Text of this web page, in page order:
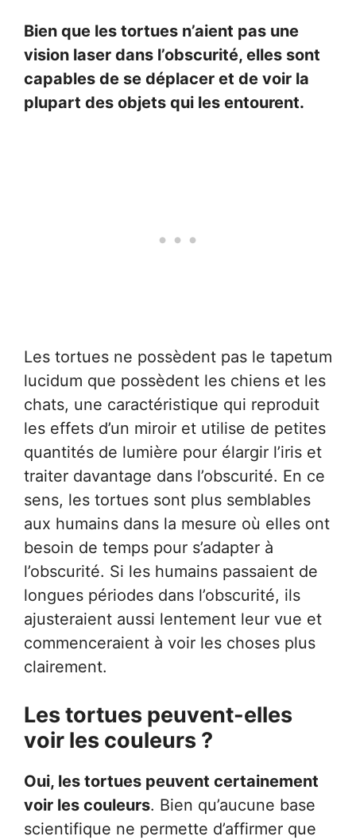
Bien que les tortues n’aient pas une
vision laser dans l’obscurité, elles sont
capables de se déplacer et de voir la
plupart des objets qui les entourent.
Les tortues ne possèdent pas le tapetum
lucidum que possèdent les chiens et les
chats, une caractéristique qui reproduit
les effets d’un miroir et utilise de petites
quantités de lumière pour élargir l’iris et
traiter davantage dans l’obscurité. En ce
sens, les tortues sont plus semblables
aux humains dans la mesure où elles ont
besoin de temps pour s’adapter à
l’obscurité. Si les humains passaient de
longues périodes dans l’obscurité, ils
ajusteraient aussi lentement leur vue et
commenceraient à voir les choses plus
clairement.
Les tortues peuvent-elles
voir les couleurs ?
Oui, les tortues peuvent certainement
voir les couleurs. Bien qu’aucune base
scientifique ne permette d’affirmer que